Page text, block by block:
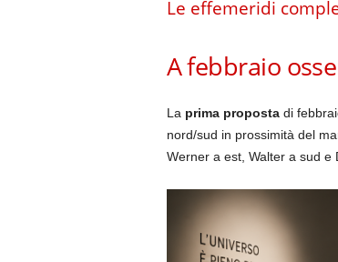
Le effemeridi
A febbraio
La prima propostadi
nord/sud in prossimità del
Werner a est, Walter a sud e